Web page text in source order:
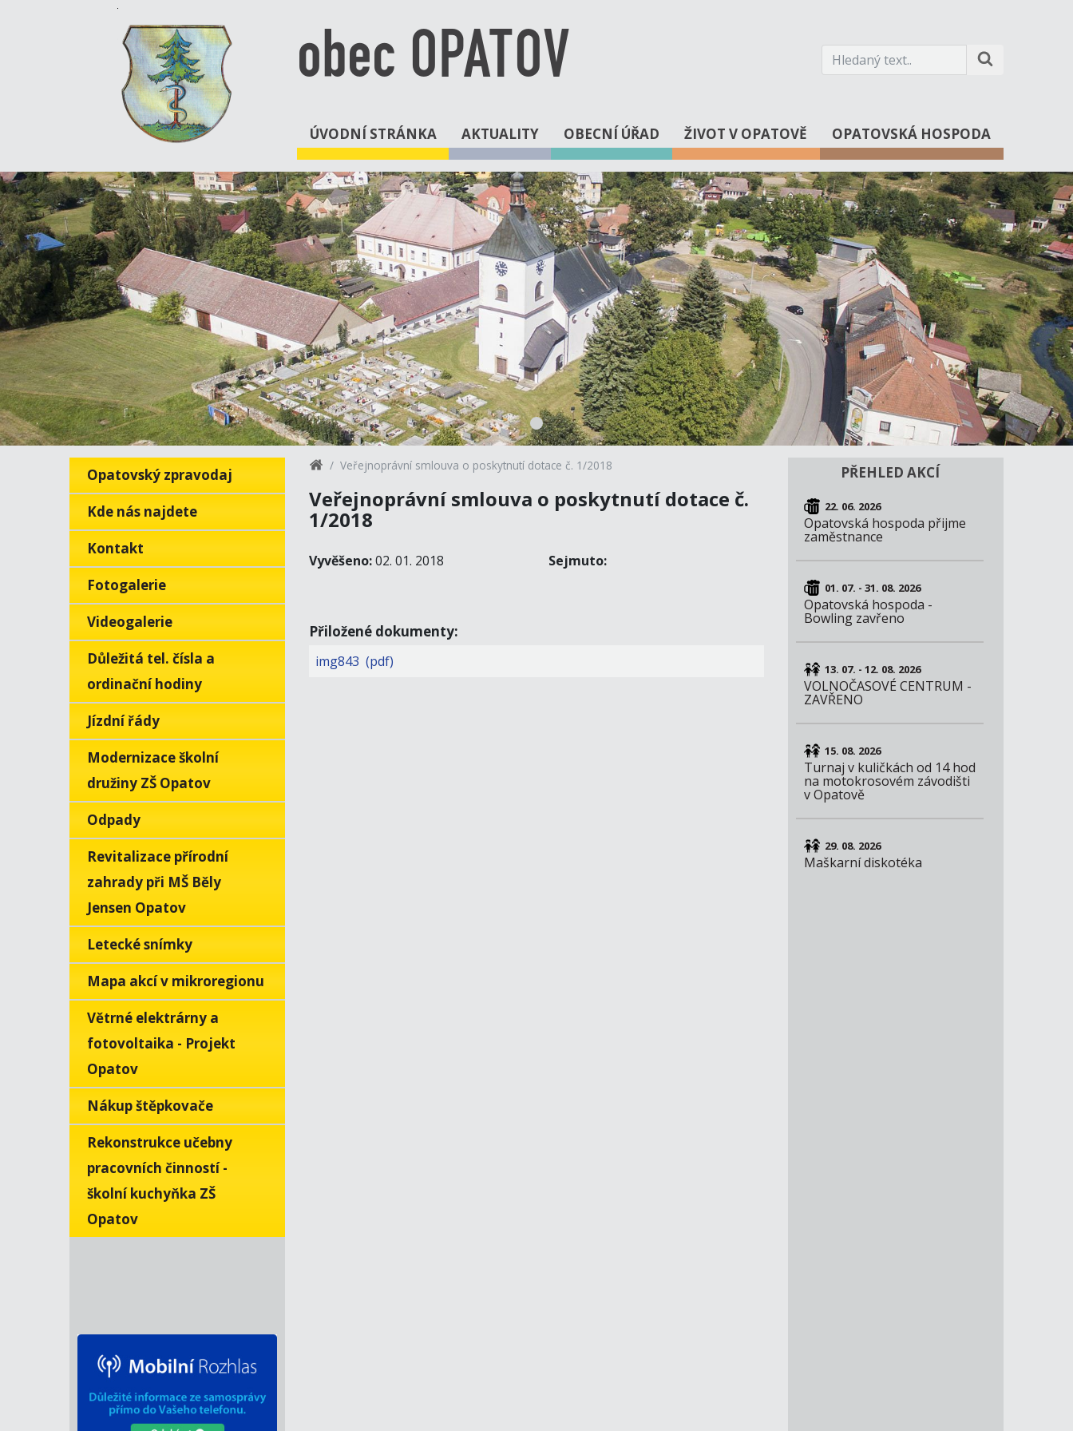
obec OPATOV
ÚVODNÍ STRÁNKA AKTUALITY OBECNÍ ÚŘAD ŽIVOT V OPATOVĚ OPATOVSKÁ HOSPODA
Opatovský zpravodaj
Kde nás najdete
Kontakt
Fotogalerie
Videogalerie
Důležitá tel. čísla a
ordinační hodiny
Jízdní řády
Modernizace školní
družiny ZŠ Opatov
Odpady
Revitalizace přírodní
zahrady při MŠ Běly
Jensen Opatov
Letecké snímky
Mapa akcí v mikroregionu
Větrné elektrárny a
fotovoltaika - Projekt
Opatov
Nákup štěpkovače
Rekonstrukce učebny
pracovních činností -
školní kuchyňka ZŠ
Opatov
Veřejnoprávní smlouva o poskytnutí dotace č. 1/2018
Veřejnoprávní smlouva o poskytnutí dotace č.
1/2018
Vyvěšeno:02. 01. 2018 Sejmuto:
Přiložené dokumenty:
img843 (pdf)
PŘEHLED AKCÍ
22. 06. 2026
Opatovská hospoda přijme
zaměstnance
01. 07. - 31. 08. 2026
Opatovská hospoda -
Bowling zavřeno
13. 07. - 12. 08. 2026
VOLNOČASOVÉ CENTRUM -
ZAVŘENO
15. 08. 2026
Turnaj v kuličkách od 14 hod
na motokrosovém závodišti
v Opatově
29. 08. 2026
Maškarní diskotéka